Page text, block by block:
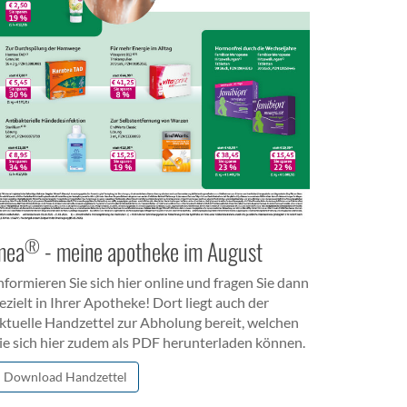
® - meine apotheke im August
Sie sich hier online und fragen Sie dann
in Ihrer Apotheke! Dort liegt auch der
Handzettel zur Abholung bereit, welchen
sich hier zudem als PDF herunterladen können.
Download Handzettel